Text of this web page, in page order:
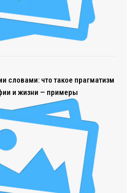
словами: что такое прагматизм
и жизни — примеры